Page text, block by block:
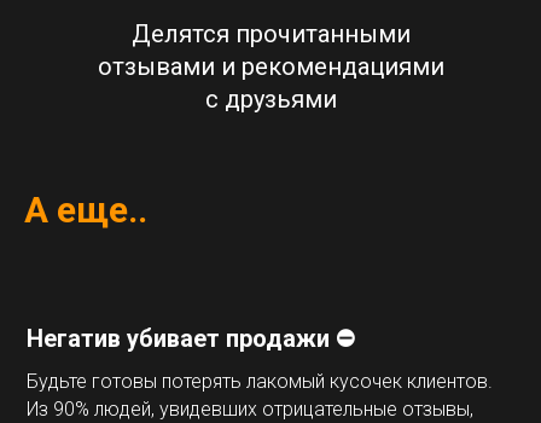
Делятся прочитанными
отзывами и рекомендациями
с друзьями
А еще..
Негатив убивает продажи ⛔
Будьте готовы потерять лакомый кусочек клиентов.
Из 90% людей, увидевших отрицательные отзывы,